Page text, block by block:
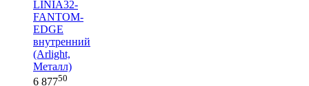
LINIA32-
FANTOM-
EDGE
внутренний
(Arlight,
Металл)
6 87750